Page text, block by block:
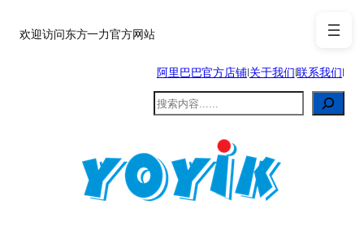
至欢迎访问东方一力官方网站
阿里巴巴官方店铺|关于我们|联系我们|
搜
索